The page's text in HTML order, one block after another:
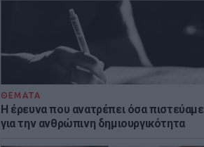
ΘΕΜΑΤΑ
Η έρευνα που ανατρέπει όσα πιστεύαμε
για την ανθρώπινη δημιουργικότητα